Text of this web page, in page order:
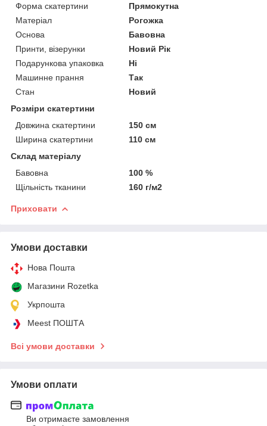
Форма скатертини
Прямокутна
Матеріал
Рогожка
Основа
Бавовна
Принти, візерунки
Новий Рік
Подарункова упаковка
Ні
Машинне прання
Так
Стан
Новий
Розміри скатертини
Довжина скатертини
150 см
Ширина скатертини
110 см
Склад матеріалу
Бавовна
100 %
Щільність тканини
160 г/м2
Приховати
Умови доставки
Нова Пошта
Магазини Rozetka
Укрпошта
Meest ПОШТА
Всі умови доставки
Умови оплати
Ви отримаєте замовлення